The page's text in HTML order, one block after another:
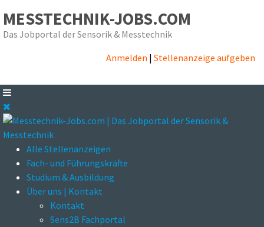
MESSTECHNIK-JOBS.COM
Das Jobportal der Sensorik & Messtechnik
Anmelden | Stellenanzeige aufgeben
Alle Stellenanzeigen
Fach- und Führungskräfte
Studium & Ausbildung
Über uns | Kontakt
Kontakt
Sens2B Fachportal